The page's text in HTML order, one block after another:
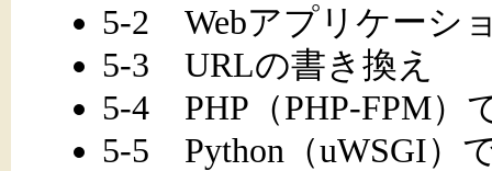
5-2 Webアプリケーシ
5-3 URLの書き換え
5-4 PHP（PHP-FPM）
5-5 Python（uWSGI）